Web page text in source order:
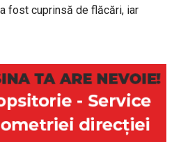
fost cuprinsă de flăcări, iar